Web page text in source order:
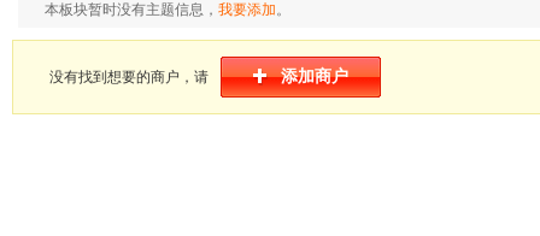
本板块暂时没有主题信息， 我要添加。
没有找到想要的商户，请 添加商户